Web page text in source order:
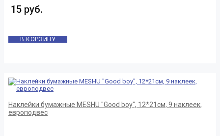
15 руб.
В КОРЗИНУ
Наклейки бумажные MESHU "Good boy", 12*21см, 9 наклеек,
европодвес